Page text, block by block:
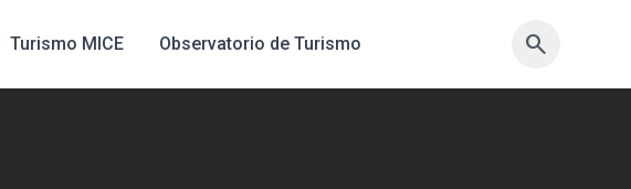
Turismo MICE Observatorio de Turismo search
sync search